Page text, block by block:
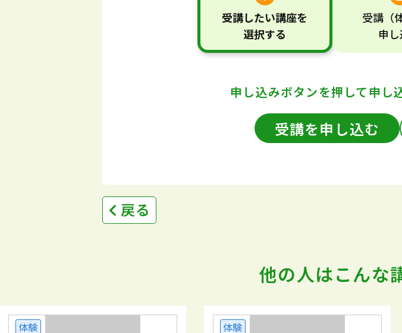
受講したい講座を
選択する
受講 （
申
申し込みボタンを押して申し
受講を申し込む
戻る
他の人はこんな
体験 体験